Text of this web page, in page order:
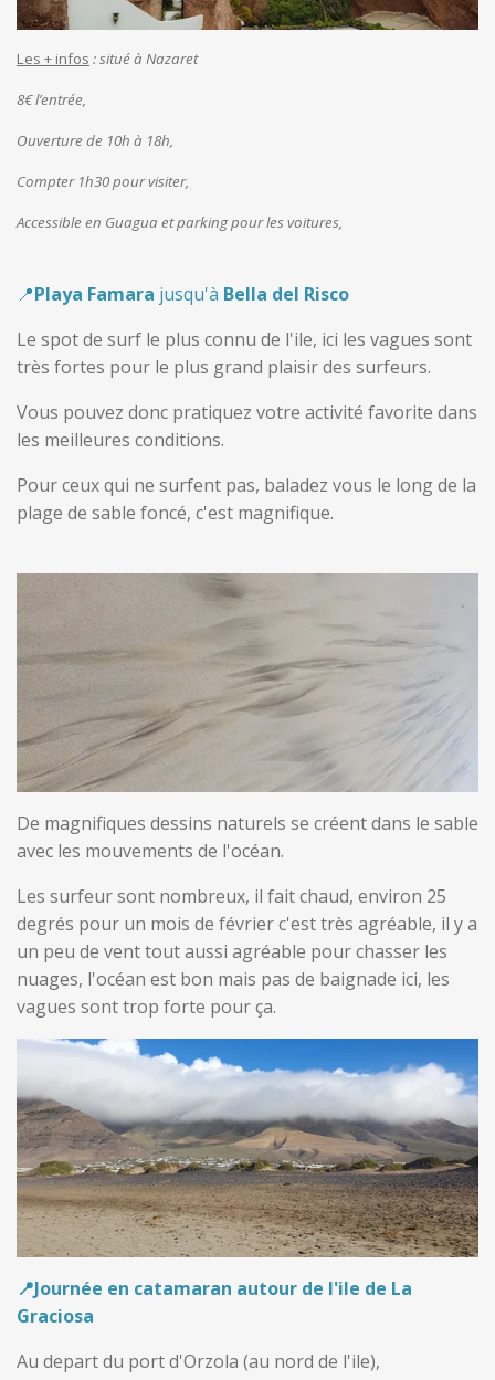
Les + infos :situé à Nazaret
8€ l’entrée,
Ouverture de 10h à 18h,
Compter 1h30 pour visiter,
Accessible en Guagua et parking pour les voitures,
📍Playa Famara jusqu'à Bella del Risco
Le spot de surf le plus connu de l'ile, ici les vagues sont
très fortes pour le plus grand plaisir des surfeurs.
Vous pouvez donc pratiquez votre activité favorite dans
les meilleures conditions.
Pour ceux qui ne surfent pas, baladez vous le long de la
plage de sable foncé, c'est magnifique.
De magnifiques dessins naturels se créent dans le sable
avec les mouvements de l'océan.
Les surfeur sont nombreux, il fait chaud, environ 25
degrés pour un mois de février c'est très agréable, il y a
un peu de vent tout aussi agréable pour chasser les
nuages, l'océan est bon mais pas de baignade ici, les
vagues sont trop forte pour ça.
📍Journée en catamaran autour de l'ile de La
Graciosa
Au depart du port d'Orzola (au nord de l'ile),